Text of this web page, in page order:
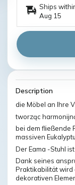
Ships
Aug 15
Description
die Möbel an Ihre
tworząc
bei dem fließende
massiven
Der Eama -Stuhl
Dank seines
Praktikabilität wird
dekorativen